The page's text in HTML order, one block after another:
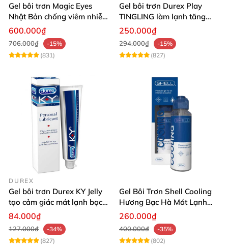
Gel bôi trơn Magic Eyes
Nhật Bản chống viêm nhiễm
bôi trơn tự nhiên
600.000₫
706.000₫
-15%
(831)
Gel bôi trơn Durex Play
TINGLING làm lạnh tăng
hứng khởi
250.000₫
294.000₫
-15%
(827)
DUREX
Gel bôi trơn Durex KY Jelly
tạo cảm giác mát lạnh bạc
hà dễ chịu
84.000₫
127.000₫
-34%
(827)
Gel Bôi Trơn Shell Cooling
Hương Bạc Hà Mát Lạnh
100ml
260.000₫
400.000₫
-35%
(802)